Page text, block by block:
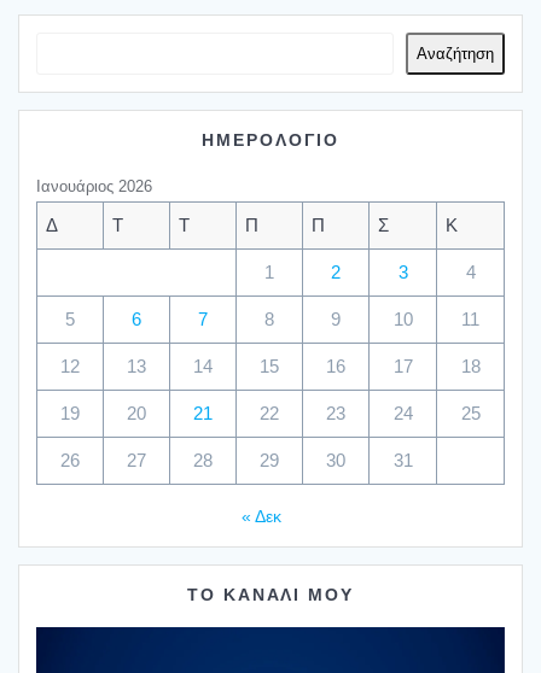
Αναζήτηση
ΗΜΕΡΟΛΟΓΙΟ
Ιανουάριος 2026
Δ Τ Τ Π Π Σ Κ
1 2 3 4
5 6 7 8 9 10 11
12 13 14 15 16 17 18
19 20 21 22 23 24 25
26 27 28 29 30 31
« Δεκ
ΤΟ ΚΑΝΑΛΙ ΜΟΥ